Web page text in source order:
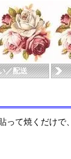
／配送
て焼くだけで